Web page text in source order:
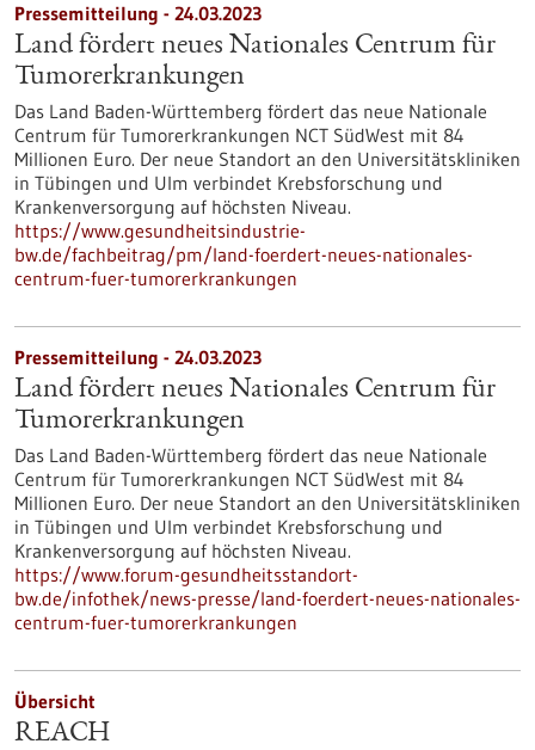
Pressemitteilung - 24.03.2023
Land fördert neues Nationales Centrum für
Tumorerkrankungen
Das Land Baden-Württemberg fördert das neue Nationale
Centrum für Tumorerkrankungen NCT SüdWest mit 84
Millionen Euro. Der neue Standort an den Universitätskliniken
in Tübingen und Ulm verbindet Krebsforschung und
Krankenversorgung auf höchsten Niveau.
https://www.gesundheitsindustrie-
bw.de/fachbeitrag/pm/land-foerdert-neues-nationales-
centrum-fuer-tumorerkrankungen
Pressemitteilung - 24.03.2023
Land fördert neues Nationales Centrum für
Tumorerkrankungen
Das Land Baden-Württemberg fördert das neue Nationale
Centrum für Tumorerkrankungen NCT SüdWest mit 84
Millionen Euro. Der neue Standort an den Universitätskliniken
in Tübingen und Ulm verbindet Krebsforschung und
Krankenversorgung auf höchsten Niveau.
https://www.forum-gesundheitsstandort-
bw.de/infothek/news-presse/land-foerdert-neues-nationales-
centrum-fuer-tumorerkrankungen
Übersicht
REACH